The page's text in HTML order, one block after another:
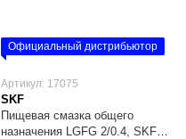
Официальный дистрибьютор
Артикул: 17075
SKF
Пищевая смазка общего
назначения LGFG 2/0.4, SKF